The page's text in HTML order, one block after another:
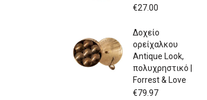
€27.00
Δοχείο
ορείχαλκου
Antique Look,
πολυχρηστικό |
Forrest & Love
€79.97